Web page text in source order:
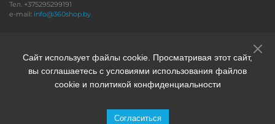
Тел. +375295299191
e-mail: info@360shop.by
Сайт использует файлы cookie. Просматривая этот сайт,
вы соглашаетесь с условиями использования файлов
cookie и политикой конфиденциальности
Согласиться